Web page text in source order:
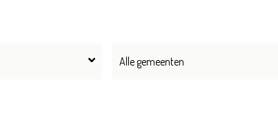
Alle gemeenten